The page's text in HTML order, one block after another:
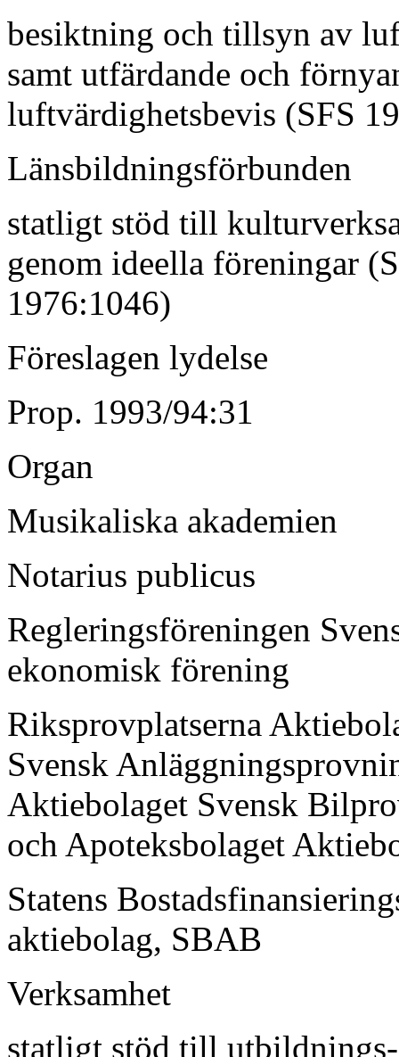
besiktning och tillsyn av
samt utfärdande och
luftvärdighetsbevis (SFS
Länsbildningsförbunden
statligt stöd till
genom ideella föreningar
1976:1046)
Föreslagen lydelse
Prop. 1993/94:31
Organ
Musikaliska akademien
Notarius publicus
Regleringsföreningen
ekonomisk förening
Riksprovplatserna
Svensk
Aktiebolaget Svensk
och Apoteksbolaget
Statens
aktiebolag, SBAB
Verksamhet
statligt stöd till